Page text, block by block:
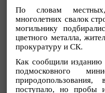
По словам
многолетних свалок
могильнику
цветного металла,
прокуратуру и СК.
Как сообщили
подмосковного
поступало, но пробы